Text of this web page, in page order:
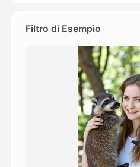
Filtro di Esempio